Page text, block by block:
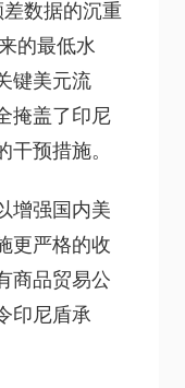
数据的沉重
的最低水
键美元流
掩盖了印尼
预措施。
增强国内美
更严格的收
商品贸易公
印尼盾承